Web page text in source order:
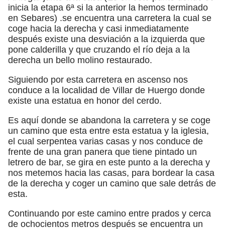
inicia la etapa 6ª si la anterior la hemos terminado
en Sebares) .se encuentra una carretera la cual se
coge hacia la derecha y casi inmediatamente
después existe una desviación a la izquierda que
pone calderilla y que cruzando el río deja a la
derecha un bello molino restaurado.
Siguiendo por esta carretera en ascenso nos
conduce a la localidad de Villar de Huergo donde
existe una estatua en honor del cerdo.
Es aquí donde se abandona la carretera y se coge
un camino que esta entre esta estatua y la iglesia,
el cual serpentea varias casas y nos conduce de
frente de una gran panera que tiene pintado un
letrero de bar, se gira en este punto a la derecha y
nos metemos hacia las casas, para bordear la casa
de la derecha y coger un camino que sale detrás de
esta.
Continuando por este camino entre prados y cerca
de ochocientos metros después se encuentra un